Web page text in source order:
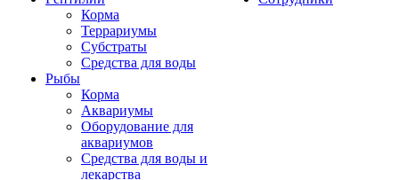
Корма
Террариумы
Субстраты
Средства для воды
Рыбы
Корма
Аквариумы
Оборудование для
аквариумов
Средства для воды и
лекарства